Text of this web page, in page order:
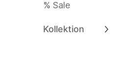
% Sale
Kollektion